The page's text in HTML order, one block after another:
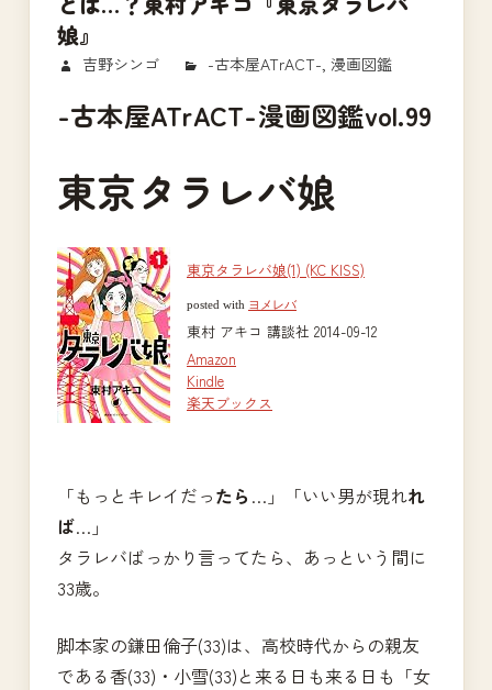
娘』
2018/02/10
吉野シンゴ -古本屋ATrACT- ,漫画図鑑
-古本屋ATrACT-漫画図鑑vol.99
東京タラレバ娘
東京タラレバ娘(1) (KC KISS)
posted with ヨメレバ
東村 アキコ 講談社 2014-09-12
Amazon
Kindle
楽天ブックス
「もっとキレイだったら …」「いい男が現れれ
ば…」
タラレバばっかり言ってたら、あっという間に
33歳。
脚本家の鎌田倫子(33)は、高校時代からの親友
である香(33)・小雪(33)と来る日も来る日も「女